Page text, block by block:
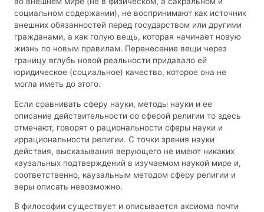
социальном содержании), не воспринимают как источник
внешних обязанностей перед государством или другими
гражданами, а как голую вещь, которая начинает новую
жизнь по новым правилам. Перенесение вещи через
границу вглубь новой реальности придавало ей
юридическое (социальное) качество, которое она не
могла иметь до этого.
Если сравнивать сферу науки, методы науки и ее
описание действительности со сферой религии то здесь
отмечают, говорят о рациональности сферы науки и
иррациональности религии. С точки зрения науки
действия, высказывания верующего не имеют никаких
каузальных подтверждений в изучаемом наукой мире и,
соответственно, каузальным методом сферу религии и
веры описать невозможно.
В философии существует и описывается аксиома почти